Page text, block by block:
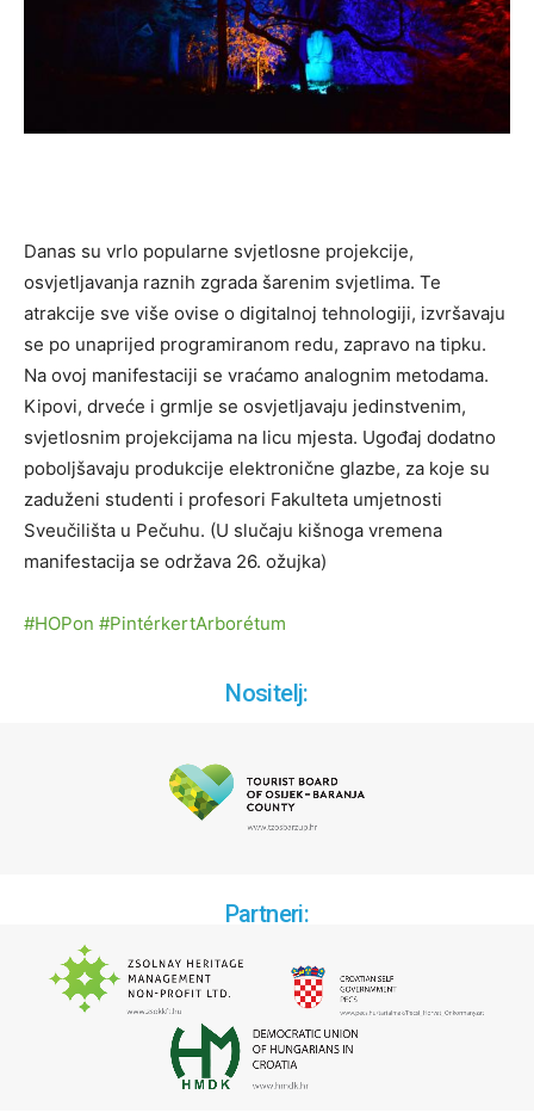
Danas su vrlo popularne svjetlosne projekcije,
osvjetljavanja raznih zgrada šarenim svjetlima. Te
atrakcije sve više ovise o digitalnoj tehnologiji, izvršavaju
se po unaprijed programiranom redu, zapravo na tipku.
Na ovoj manifestaciji se vraćamo analognim metodama.
Kipovi, drveće i grmlje se osvjetljavaju jedinstvenim,
svjetlosnim projekcijama na licu mjesta. Ugođaj dodatno
poboljšavaju produkcije elektronične glazbe, za koje su
zaduženi studenti i profesori Fakulteta umjetnosti
Sveučilišta u Pečuhu. (U slučaju kišnoga vremena
manifestacija se održava 26. ožujka)
#HOPon #PintérkertArborétum
Nositelj:
Partneri: